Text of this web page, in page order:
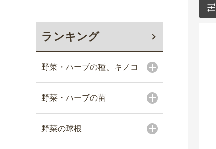
ランキング
野菜・ハーブの種、キノコ
野菜・ハーブの苗
野菜の球根